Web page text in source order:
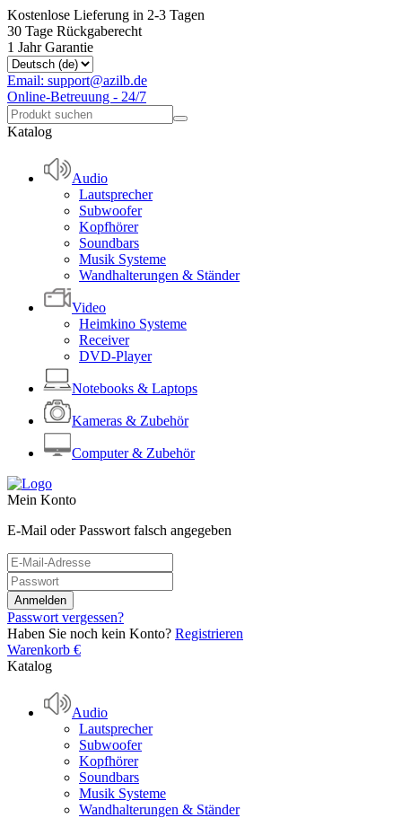
Kostenlose Lieferung in 2-3 Tagen
30 Tage Rückgaberecht
1 Jahr Garantie
Email: support@azilb.de
Online-Betreuung - 24/7
Katalog
Audio
Lautsprecher
Subwoofer
Kopfhörer
Soundbars
Musik Systeme
Wandhalterungen & Ständer
Video
Heimkino Systeme
Receiver
DVD-Player
Notebooks & Laptops
Kameras & Zubehör
Computer & Zubehör
Mein Konto
E-Mail oder Passwort falsch angegeben
Passwort vergessen?
Haben Sie noch kein Konto? Registrieren
Warenkorb €
Katalog
Audio
Lautsprecher
Subwoofer
Kopfhörer
Soundbars
Musik Systeme
Wandhalterungen & Ständer